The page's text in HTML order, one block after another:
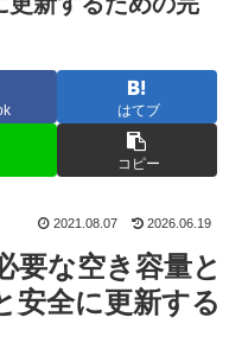
はてブ
コピー
2021.08.07 2026.06.19
な空き容量と
安全に更新する